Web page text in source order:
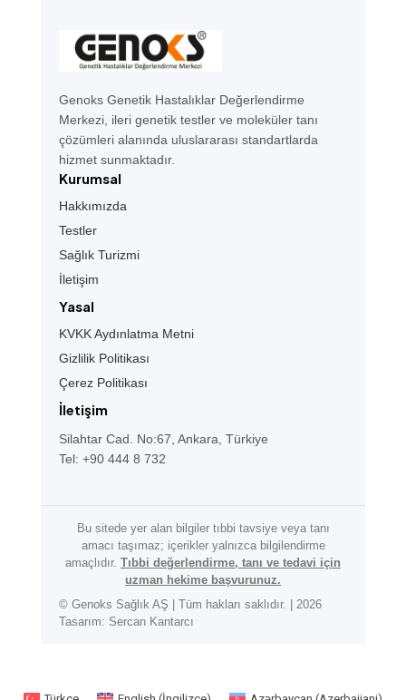
Genoks Genetik Hastalıklar Değerlendirme
Merkezi, ileri genetik testler ve moleküler tanı
çözümleri alanında uluslararası standartlarda
hizmet sunmaktadır.
Kurumsal
Hakkımızda
Testler
Sağlık Turizmi
İletişim
Yasal
KVKK Aydınlatma Metni
Gizlilik Politikası
Çerez Politikası
İletişim
Silahtar Cad. No:67, Ankara, Türkiye
Tel: +90 444 8 732
Bu sitede yer alan bilgiler tıbbi tavsiye veya tanı
amacı taşımaz; içerikler yalnızca bilgilendirme
amaçlıdır. Tıbbi değerlendirme, tanı ve tedavi için
uzman hekime başvurunuz.
© Genoks Sağlık AŞ | Tüm hakları saklıdır. | 2026
Tasarım: Sercan Kantarcı